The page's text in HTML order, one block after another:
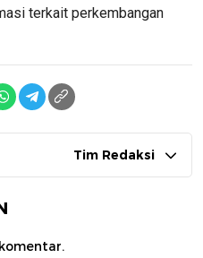
terkait perkembangan
Tim Redaksi